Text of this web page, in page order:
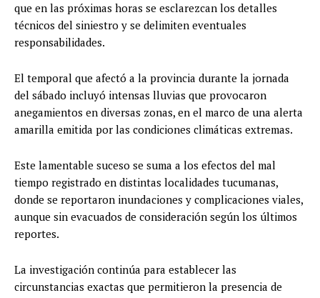
que en las próximas horas se esclarezcan los detalles
técnicos del siniestro y se delimiten eventuales
responsabilidades.
El temporal que afectó a la provincia durante la jornada
del sábado incluyó intensas lluvias que provocaron
anegamientos en diversas zonas, en el marco de una alerta
amarilla emitida por las condiciones climáticas extremas.
Este lamentable suceso se suma a los efectos del mal
tiempo registrado en distintas localidades tucumanas,
donde se reportaron inundaciones y complicaciones viales,
aunque sin evacuados de consideración según los últimos
reportes.
La investigación continúa para establecer las
circunstancias exactas que permitieron la presencia de